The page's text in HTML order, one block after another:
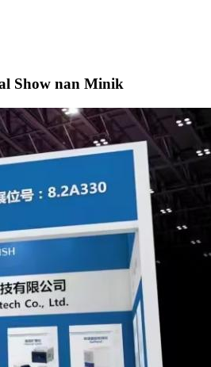
Show nan Minik